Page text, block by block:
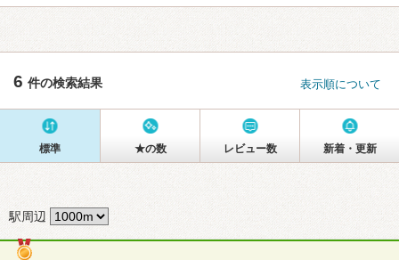
6 件の検索結果 表示順について
標準 ★の数 レビュー数 新着・更新
駅周辺